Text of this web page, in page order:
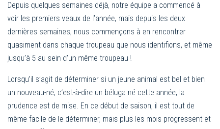
Depuis quelques semaines déjà, notre équipe a commencé à
voir les premiers veaux de l’année, mais depuis les deux
dernières semaines, nous commençons à en rencontrer
quasiment dans chaque troupeau que nous identifions, et même
jusqu’à 5 au sein d’un même troupeau !
Lorsqu’il s’agit de déterminer si un jeune animal est bel et bien
un nouveau-né, c’est-à-dire un béluga né cette année, la
prudence est de mise. En ce début de saison, il est tout de
même facile de le déterminer, mais plus les mois progressent et